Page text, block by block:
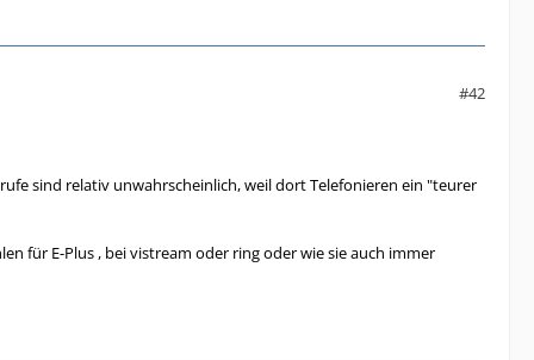
#42
sind relativ unwahrscheinlich, weil dort Telefonieren ein "teurer
für E-Plus , bei vistream oder ring oder wie sie auch immer